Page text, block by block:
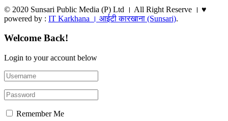
© 2020 Sunsari Public Media (P) Ltd । All Right Reserve । ♥
powered by : IT Karkhana । आईटी कारखाना (Sunsari).
Welcome Back!
Login to your account below
Remember Me